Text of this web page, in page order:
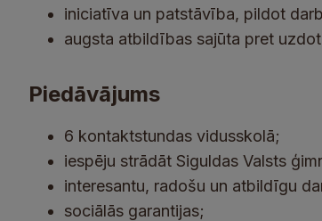
iniciatīva un patstāvība, pildot
augsta atbildības sajūta pret
Piedāvājums
6 kontaktstundas vidusskolā;
iespēju strādāt Siguldas Valsts
interesantu, radošu un atbildīgu
sociālās garantijas;